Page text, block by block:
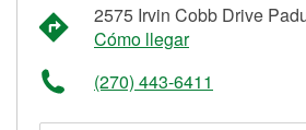
2575 Irvin Cobb Drive
Cómo llegar
(270) 443-6411